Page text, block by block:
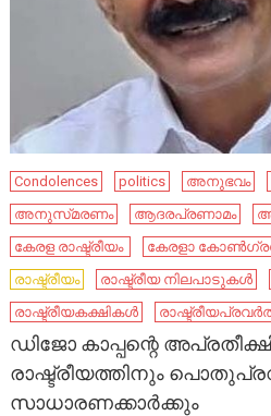
Condolences politics അനുഭവം
അനുസ്‌മരണം
ആദരപ്രണാമം
കേ​രള രാഷ്ട്രീയം ​
കേരളാ
രാഷ്ട്രീയം
രാഷ്ട്രീയ നിലപാടുകൾ
രാഷ്ട്രീയകക്ഷികൾ
ഡിജോ കാപ്പന്റെ
രാഷ്ട്രീയത്തിനും
സാധാരണക്കാര്‍ക്കും